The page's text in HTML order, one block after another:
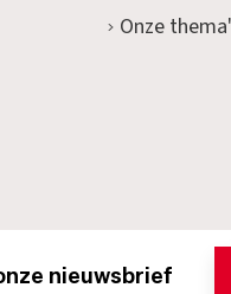
Onze
nieuwsbrief